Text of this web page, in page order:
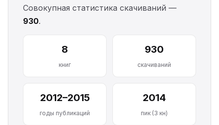
Совокупная статистика скачиваний —
930.
8
книг
930
скачиваний
2012–2015
годы публикаций
2014
пик (3 кн)